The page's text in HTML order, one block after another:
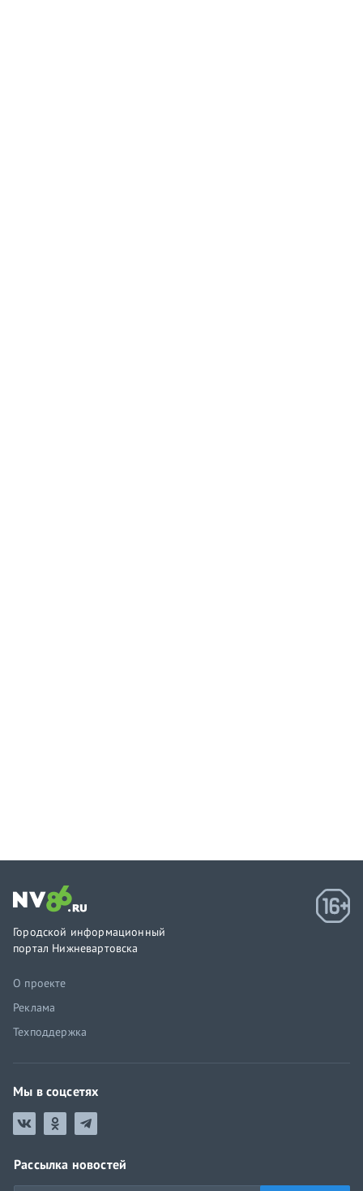
Городской информационный
портал Нижневартовска
О проекте
Реклама
Техподдержка
Мы в соцсетях
Рассылка новостей